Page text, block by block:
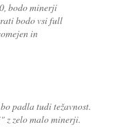
bodo minerji
bodo vsi full
in
padla tudi težavnost.
z zelo malo minerji.